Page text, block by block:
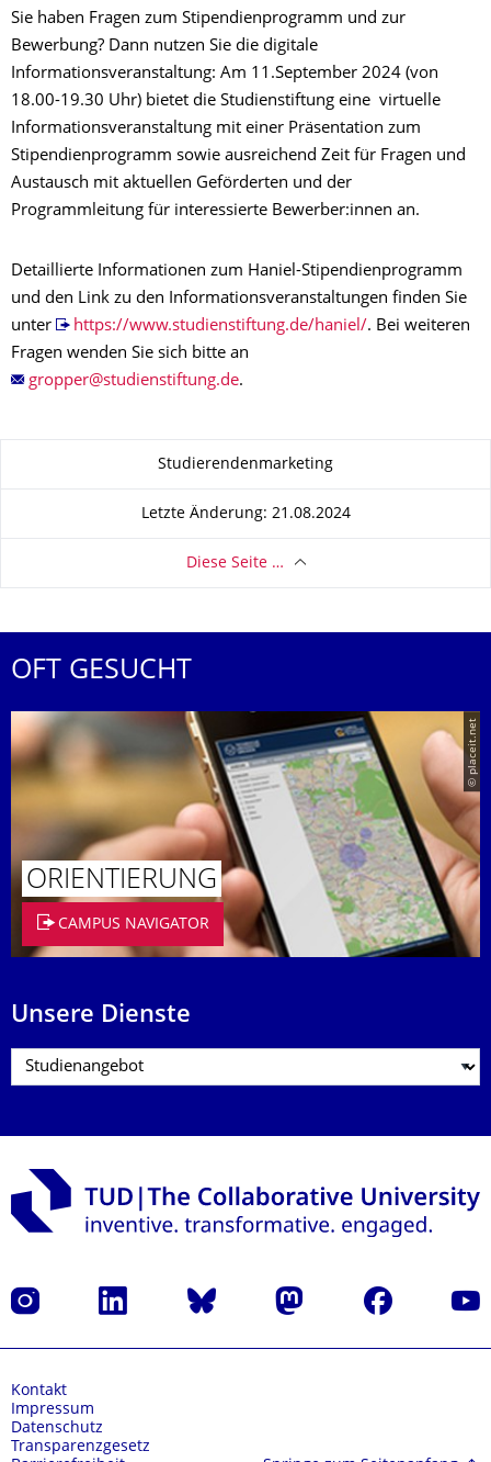
Sie haben Fragen zum Stipendienprogramm und zur
Bewerbung? Dann nutzen Sie die digitale
Informationsveranstaltung: Am 11.September 2024 (von
18.00-19.30 Uhr) bietet die Studienstiftung eine virtuelle
Informationsveranstaltung mit einer Präsentation zum
Stipendienprogramm sowie ausreichend Zeit für Fragen und
Austausch mit aktuellen Geförderten und der
Programmleitung für interessierte Bewerber:innen an.
Detaillierte Informationen zum Haniel-Stipendienprogramm
und den Link zu den Informationsveranstaltungen finden Sie
unter
https://www.studienstiftung.de/haniel/. Bei weiteren
Fragen wenden Sie sich bitte an
.
Zu dieser SeiteStudierendenmarketing
Letzte Änderung: 21.08.2024
Diese Seite …
OFT GESUCHT
© placeit.net
ORIENTIERUNG
CAMPUS NAVIGATOR
Unsere Dienste
Instagram LinkedIn Bluesky Mastodon Facebook
Kontakt
Impressum
Datenschutz
Transparenzgesetz